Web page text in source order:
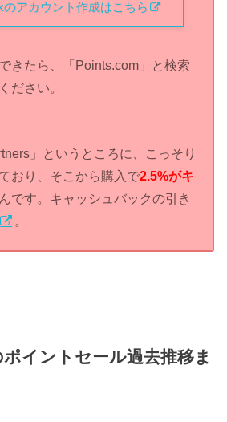
のアカウント作成はこちら
きたら、「Points.com」と検索
ださい。
」というところに、こっそり
おり、そこから購入で2.5%がキ
です。キャッシュバックの引き
。
イントセール過去推移ま